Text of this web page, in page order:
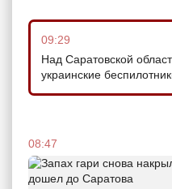
09:29
Над Саратовской
украинские
08:47